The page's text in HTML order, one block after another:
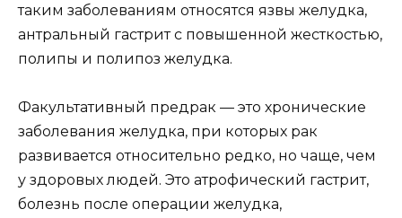
таким заболеваниям относятся язвы желудка,
антральный гастрит с повышенной жесткостью,
полипы и полипоз желудка.
Факультативный предрак — это хронические
заболевания желудка, при которых рак
развивается относительно редко, но чаще, чем
у здоровых людей. Это атрофический гастрит,
болезнь после операции желудка,